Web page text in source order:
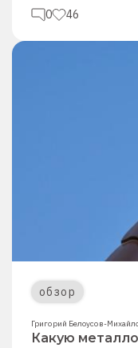
0 46
обзор
Григорий Белоусов-
Какую